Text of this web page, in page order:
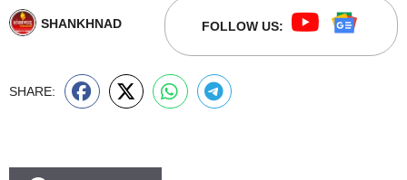
SHANKHNAD FOLLOW US:
SHARE: